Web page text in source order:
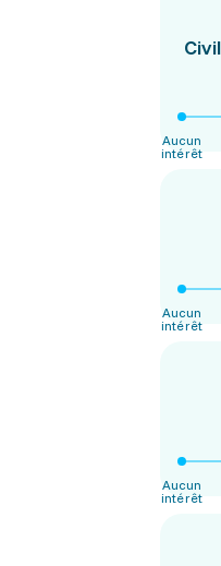
Aucun
intérêt
Aucun
intérêt
Aucun
intérêt